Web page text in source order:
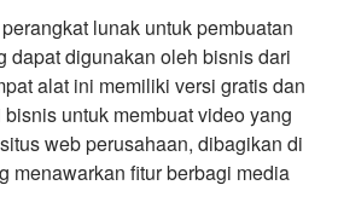
lunak untuk pembuatan
dapat digunakan oleh bisnis dari
alat ini memiliki versi gratis dan
untuk membuat video yang
web perusahaan, dibagikan di
menawarkan fitur berbagi media